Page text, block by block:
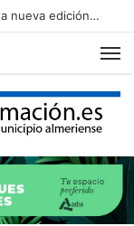
Adra ultima el dispositivo para recibir una nueva edición de The Juergas Rock Festival